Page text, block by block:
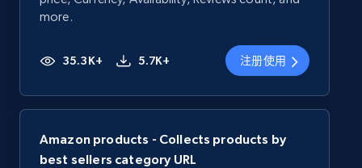
more.
35.3K+ 5.7K+ 注册使用
Amazon products - Collects products by
best sellers category URL